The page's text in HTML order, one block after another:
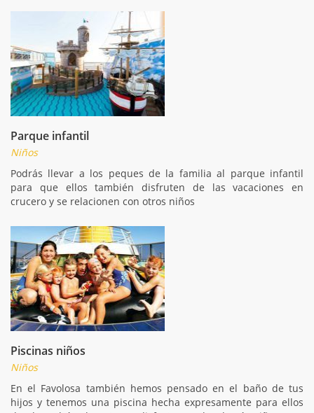
Parque infantil
Niños
Podrás llevar a los peques de la familia al parque infantil
para que ellos también disfruten de las vacaciones en
crucero y se relacionen con otros niños
Piscinas niños
Niños
En el Favolosa también hemos pensado en el baño de tus
hijos y tenemos una piscina hecha expresamente para ellos